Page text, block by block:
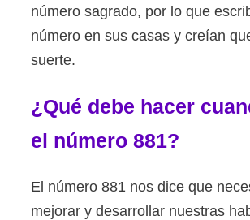
número sagrado, por lo que
número en sus casas y creían
suerte.
¿Qué debe hacer
el número 881?
El número 881 nos dice que
mejorar y desarrollar nuestras